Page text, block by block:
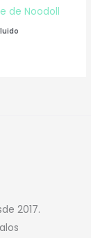
de Noodoll
2017.